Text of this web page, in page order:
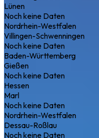
Lünen
Noch keine Daten
Nordrhein-Westfalen
Villingen-Schwenningen
Noch keine Daten
Baden-Württemberg
Gießen
Noch keine Daten
Hessen
Marl
Noch keine Daten
Nordrhein-Westfalen
Dessau-Roßlau
Noch keine Daten